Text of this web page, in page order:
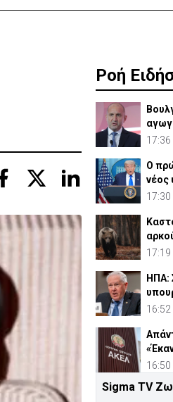
Ροή
στα
17:36
Ο
νέος
17:30
17:19
ΗΠΑ:
του
16:52
για
16:50
Sigma TV